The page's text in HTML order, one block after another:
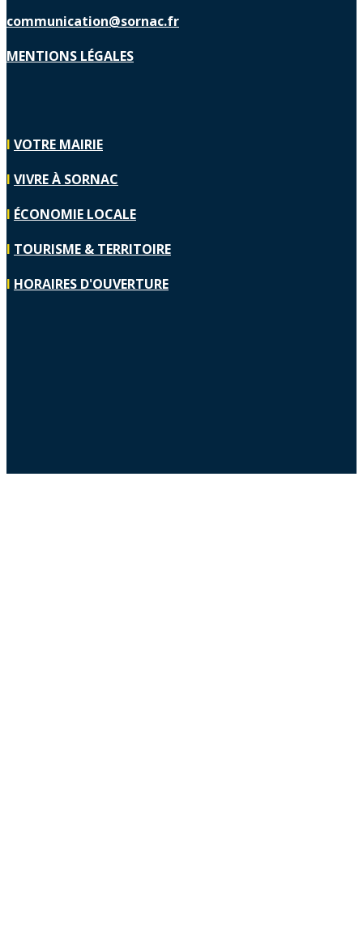
communication@sornac.fr
MENTIONS LÉGALES
I VOTRE MAIRIE
I VIVRE À SORNAC
I ÉCONOMIE LOCALE
I TOURISME & TERRITOIRE
I HORAIRES D'OUVERTURE